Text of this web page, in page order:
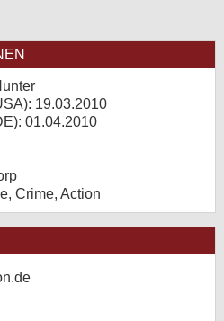
19.03.2010
): 01.04.2010
Crime, Action